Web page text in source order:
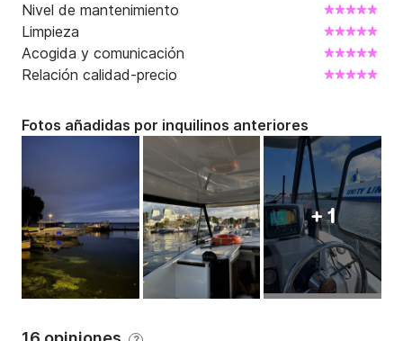
Nivel de mantenimiento
Limpieza
Acogida y comunicación
Relación calidad-precio
Fotos añadidas por inquilinos anteriores
+ 1